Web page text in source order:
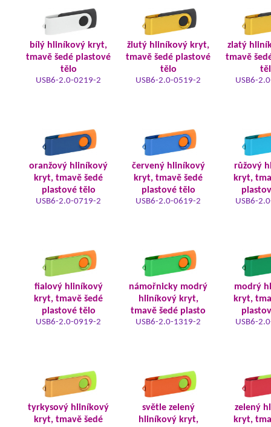
bílý hliníkový kryt,
tmavě šedé plastové
tělo
USB6-2.0-0219-2
žlutý hliníkový kryt,
tmavě šedé plastové
tělo
USB6-2.0-0519-2
zlatý
tmavě
USB6-
oranžový hliníkový
kryt, tmavě šedé
plastové tělo
USB6-2.0-0719-2
červený hliníkový
kryt, tmavě šedé
plastové tělo
USB6-2.0-0619-2
růžový
kryt,
USB6-
fialový hliníkový
kryt, tmavě šedé
plastové tělo
USB6-2.0-0919-2
námořnicky modrý
hliníkový kryt,
tmavě šedé plasto
USB6-2.0-1319-2
modrý
kryt,
USB6-
tyrkysový hliníkový
kryt, tmavě šedé
světle zelený
hliníkový kryt,
zelený
kryt,